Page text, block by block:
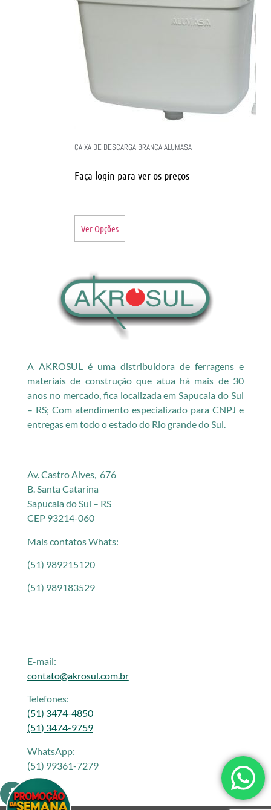
CAIXA DE DESCARGA BRANCA ALUMASA
Faça login para ver os preços
Ver Opções
A AKROSUL é uma distribuidora de ferragens e
materiais de construção que atua há mais de 30
anos no mercado, fica localizada em Sapucaia do Sul
– RS; Com atendimento especializado para CNPJ e
entregas em todo o estado do Rio grande do Sul.
Av. Castro Alves, 676
B. Santa Catarina
Sapucaia do Sul – RS
CEP 93214-060
Mais contatos Whats:
(51) 989215120
(51) 989183529
E-mail:
contato@akrosul.com.br
Telefones:
(51) 3474-4850
(51) 3474-9759
WhatsApp:
(51) 99361-7279